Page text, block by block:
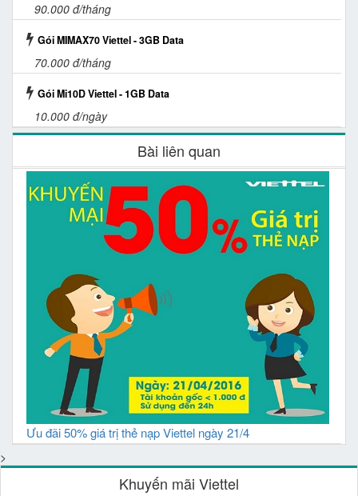
90.000 đ/tháng
Gói MIMAX70 Viettel - 3GB Data
70.000 đ/tháng
Gói Mi10D Viettel - 1GB Data
10.000 đ/ngày
Bài liên quan
Ưu đãi 50% giá trị thẻ nạp Viettel ngày 21/4
>
Khuyến mãi Viettel